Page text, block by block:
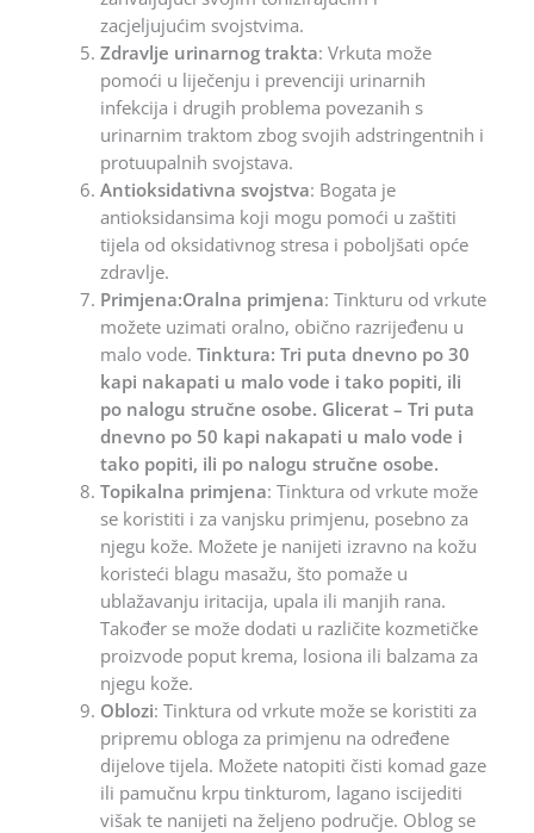
zacjeljujućim svojstvima.
Zdravlje urinarnog trakta: Vrkuta može
pomoći u liječenju i prevenciji urinarnih
infekcija i drugih problema povezanih s
urinarnim traktom zbog svojih adstringentnih i
protuupalnih svojstava.
Antioksidativna svojstva: Bogata je
antioksidansima koji mogu pomoći u zaštiti
tijela od oksidativnog stresa i poboljšati opće
zdravlje.
Primjena:Oralna primjena: Tinkturu od vrkute
možete uzimati oralno, obično razrijeđenu u
malo vode. Tinktura: Tri puta dnevno po 30
kapi nakapati u malo vode i tako popiti, ili
po nalogu stručne osobe. Glicerat – Tri puta
dnevno po 50 kapi nakapati u malo vode i
tako popiti, ili po nalogu stručne osobe.
Topikalna primjena: Tinktura od vrkute može
se koristiti i za vanjsku primjenu, posebno za
njegu kože. Možete je nanijeti izravno na kožu
koristeći blagu masažu, što pomaže u
ublažavanju iritacija, upala ili manjih rana.
Također se može dodati u različite kozmetičke
proizvode poput krema, losiona ili balzama za
njegu kože.
Oblozi: Tinktura od vrkute može se koristiti za
pripremu obloga za primjenu na određene
dijelove tijela. Možete natopiti čisti komad gaze
ili pamučnu krpu tinkturom, lagano iscijediti
višak te nanijeti na željeno područje. Oblog se